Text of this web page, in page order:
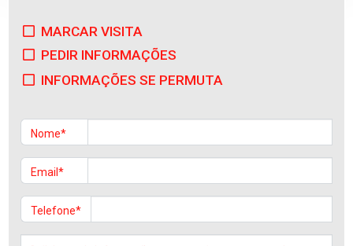
Apartamento
Manhente
Venda:185.000€
Apartamento
MARCAR VISITA
PEDIR INFORMAÇÕES
INFORMAÇÕES SE PERMUTA
Nome*
Email*
Telefone*